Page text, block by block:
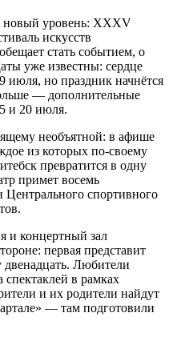
новый уровень: XXXV
искусств
стать событием, о
уже известны: сердце
июля, но праздник начнётся
— дополнительные
и 20 июля.
необъятной: в афише
из которых по-своему
превратится в одну
примет восемь
Центрального спортивного
и концертный зал
первая представит
двенадцать. Любители
спектаклей в рамках
и их родители найдут
— там подготовили